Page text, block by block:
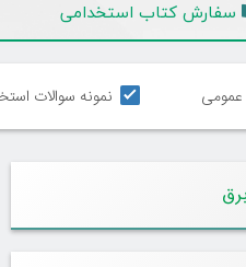
سفارش کتاب استخدامی
عمومی نمونه سوالات